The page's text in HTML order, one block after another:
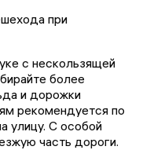
при
с нескользящей
более
и дорожки
рекомендуется по
улицу. С особой
часть дороги.